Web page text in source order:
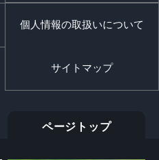
個人情報の取扱いについて
サイトマップ
ページトップ